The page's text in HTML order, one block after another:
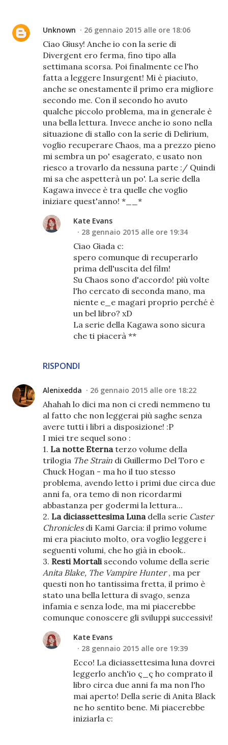
Unknown 26 gennaio 2015 alle ore 18:06
Ciao Giusy! Anche io con la serie di
Divergent ero ferma, fino tipo alla
settimana scorsa. Poi finalmente ce l'ho
fatta a leggere Insurgent! Mi è piaciuto,
anche se onestamente il primo era migliore
secondo me. Con il secondo ho avuto
qualche piccolo problema, ma in generale è
una bella lettura. Invece anche io sono nella
situazione di stallo con la serie di Delirium,
voglio recuperare Chaos, ma a prezzo pieno
mi sembra un po' esagerato, e usato non
riesco a trovarlo da nessuna parte :/ Quindi
mi sa che aspetterà un po'. La serie della
Kagawa invece è tra quelle che voglio
iniziare quest'anno! *__*
RISPONDI
Kate Evans
28 gennaio 2015 alle ore 19:34
Ciao Giada c:
spero comunque di recuperarlo
prima dell'uscita del film!
Su Chaos sono d'accordo! più volte
l'ho cercato di seconda mano, ma
niente e_e magari proprio perché è
un bel libro? xD
La serie della Kagawa sono sicura
che ti piacerà **
Alenixedda 26 gennaio 2015 alle ore 18:22
Ahahah lo dici ma non ci credi nemmeno tu
al fatto che non leggerai più saghe senza
avere tutti i libri a disposizione! :P
I miei tre sequel sono :
1. La notte Eternaterzo volume della
trilogia The Strain di Guillermo Del Toro e
Chuck Hogan - ma ho il tuo stesso
problema, avendo letto i primi due circa due
anni fa, ora temo di non ricordarmi
abbastanza per godermi la lettura...
2. La diciassettesima Luna della serie Caster
Chronicles di Kami Garcia: il primo volume
mi era piaciuto molto, ora voglio leggere i
seguenti volumi, che ho già in ebook..
3. Resti Mortali secondo volume della serie
Anita Blake, The Vampire Hunter, ma per
questi non ho tantissima fretta, il primo è
stato una bella lettura di svago, senza
infamia e senza lode, ma mi piacerebbe
comunque conoscere gli sviluppi successivi!
Kate Evans
28 gennaio 2015 alle ore 19:39
Ecco! La diciassettesima luna dovrei
leggerlo anch'io ç_ç ho comprato il
libro circa due anni fa ma non l'ho
mai aperto! Della serie di Anita Black
ne ho sentito bene. Mi piacerebbe
iniziarla c: